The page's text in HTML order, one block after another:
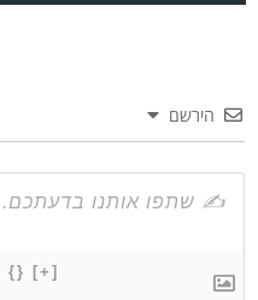
הירשם
{}